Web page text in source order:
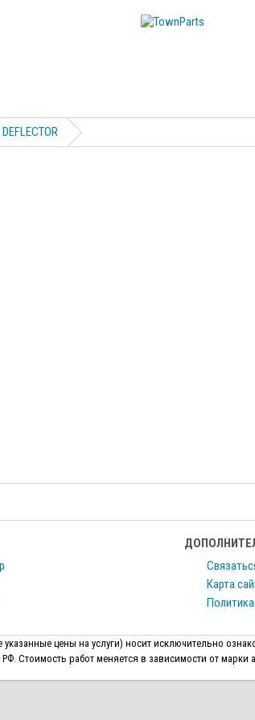
Карта
цены на услуги) носит исключительно
Стоимость работ меняется в зависимости от марки